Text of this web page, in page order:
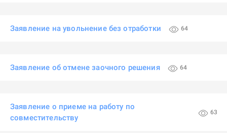
Заявление на увольнение без отработки 64
Заявление об отмене заочного решения 64
Заявление о приеме на работу по
совместительству
63